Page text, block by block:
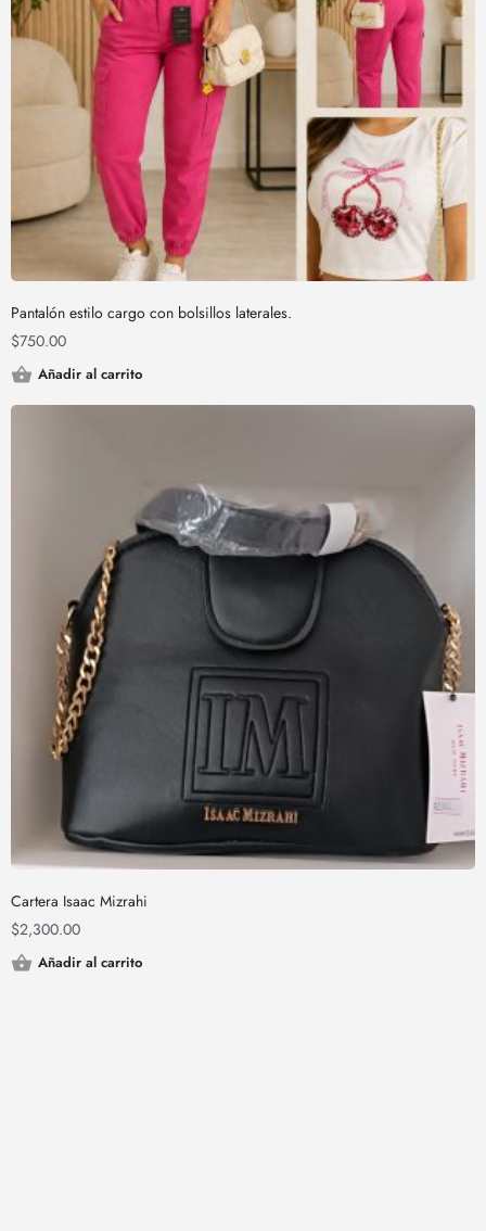
Pantalón estilo cargo con bolsillos laterales.
$750.00
Añadir al carrito
Cartera Isaac Mizrahi
$2,300.00
Añadir al carrito